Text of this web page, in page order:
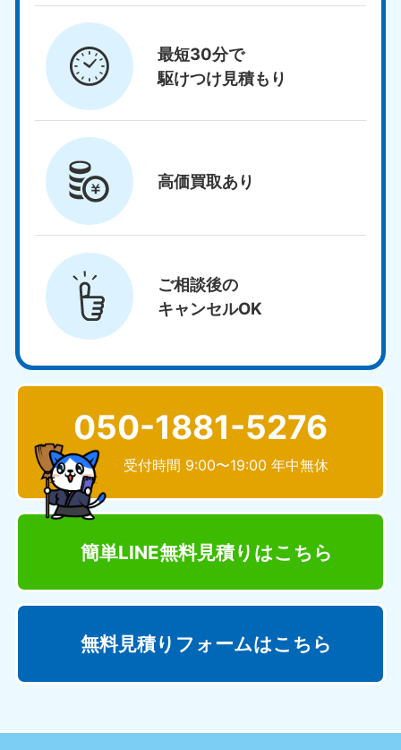
最短30分で
駆けつけ見積もり
高価買取あり
ご相談後の
キャンセルOK
050-1881-5276
受付時間 9:00〜19:00 年中無休
簡単LINE無料見積り はこちら
無料見積りフォームはこちら